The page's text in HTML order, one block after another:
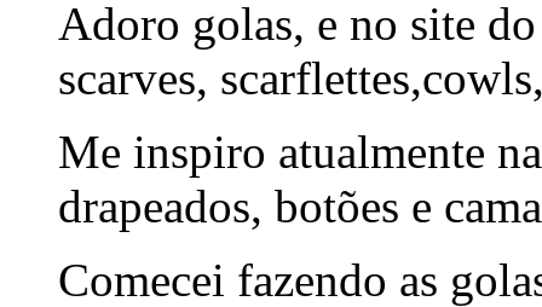
Adoro golas, e no site
scarves,
Me inspiro atualmente
drapeados, botões e
Comecei fazendo as